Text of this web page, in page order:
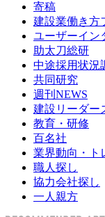
寄稿
建設業働き方
ユーザーイン
助太刀総研
中途採用状況
共同研究
週刊NEWS
建設リーダー
教育・研修
百名社
業界動向・ト
職人探し
協力会社探し
一人親方